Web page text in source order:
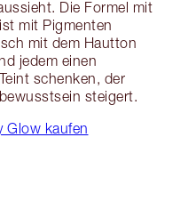
Die Formel mit
mit Pigmenten
mit dem Hautton
jedem einen
schenken, der
steigert.
Glow kaufen